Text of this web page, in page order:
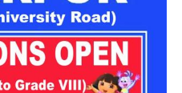
तैयारियां बनाए रखने को कहा
कि बिजली चमकने और तेज बारिश के
स्थानीय प्रशासन और मौसम विभाग